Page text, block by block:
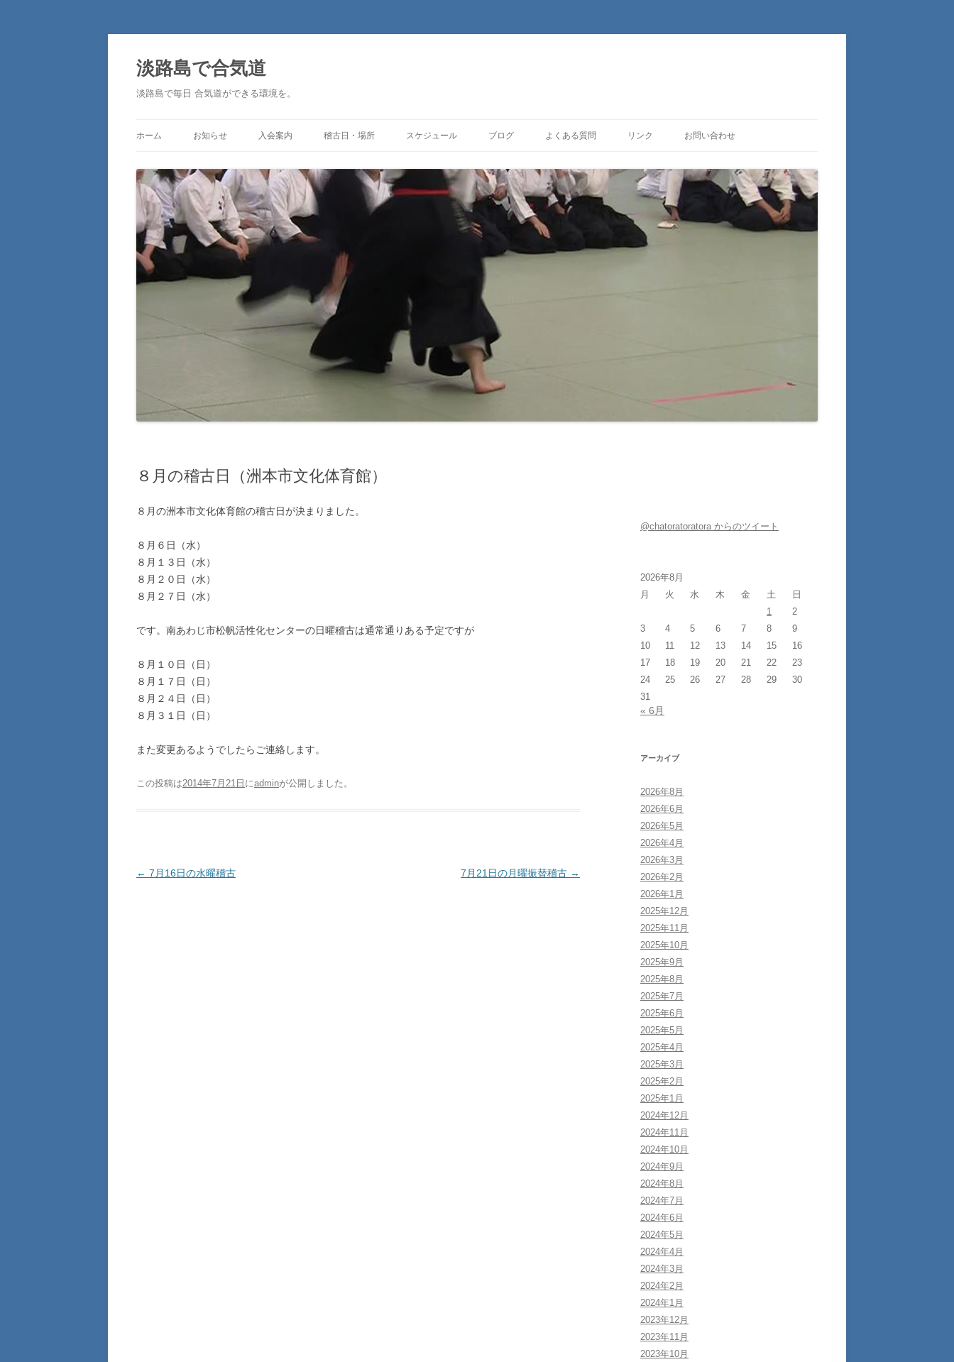
淡路島で合気道
淡路島で毎日 合気道ができる環境を。
ホーム お知らせ 入会案内 稽古日・場所 スケジュール ブログ よくある質問 リンク お問い合わせ
８月の稽古日（洲本市文化体育館）
８月の洲本市文化体育館の稽古日が決まりました。
８月６日（水）
８月１３日（水）
８月２０日（水）
８月２７日（水）
です。南あわじ市松帆活性化センターの日曜稽古は通常通りある予定ですが
８月１０日（日）
８月１７日（日）
８月２４日（日）
８月３１日（日）
また変更あるようでしたらご連絡します。
この投稿は2014年7月21日 にadminが公開しました 。
投稿ナビゲーション
← 7月16日の水曜稽古 7月21日の月曜振替稽古 →
@chatoratoratora からのツイート
2026年8月
月
火 水 木 金 土
日
1
2
3
4 5 6 7 8
9
10
11 12 13 14 15
16
17
18 19 20 21 22
23
24
25 26 27 28 29
30
31
« 6月
アーカイブ
2026年8月
2026年6月
2026年5月
2026年4月
2026年3月
2026年2月
2026年1月
2025年12月
2025年11月
2025年10月
2025年9月
2025年8月
2025年7月
2025年6月
2025年5月
2025年4月
2025年3月
2025年2月
2025年1月
2024年12月
2024年11月
2024年10月
2024年9月
2024年8月
2024年7月
2024年6月
2024年5月
2024年4月
2024年3月
2024年2月
2024年1月
2023年12月
2023年11月
2023年10月